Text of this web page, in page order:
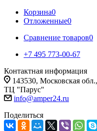
Корзина0
Отложенные0
Сравнение товаров0
+7 495 773-00-67
Контактная информация
143530, Московская
ТЦ "Парус"
info@amper24.ru
Поделиться